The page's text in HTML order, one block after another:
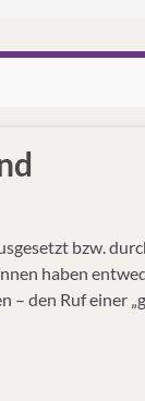
bzw.
haben
den Ruf einer